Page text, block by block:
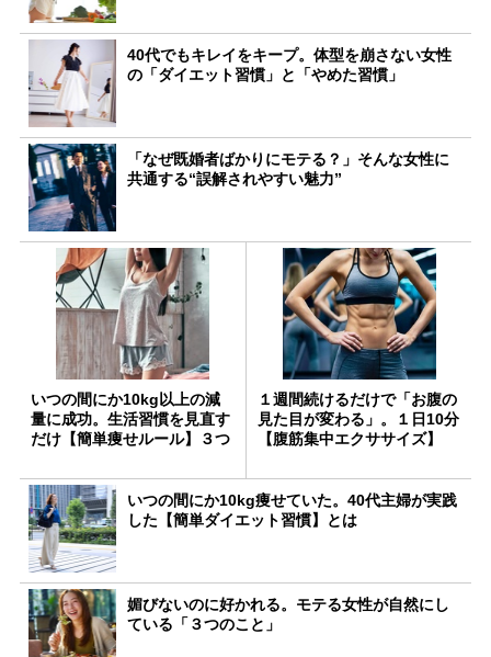
40代でもキレイをキープ。体型を崩さない女性
の「ダイエット習慣」と「やめた習慣」
「なぜ既婚者ばかりにモテる？」そんな女性に
共通する“誤解されやすい魅力”
いつの間にか10kg以上の減
量に成功。生活習慣を見直す
だけ【簡単痩せルール】３つ
１週間続けるだけで「お腹の
見た目が変わる」。１日10分
【腹筋集中エクササイズ】
いつの間にか10kg痩せていた。40代主婦が実践
した【簡単ダイエット習慣】とは
媚びないのに好かれる。モテる女性が自然にし
ている「３つのこと」